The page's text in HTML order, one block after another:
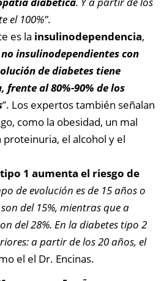
el 100%”.
es la insulinodependencia,
no insulinodependientes con
de diabetes tiene
al 80%-90% de los
”. Los expertos también señalan
como la obesidad, un mal
el alcohol y el
1 aumenta el riesgo de
de evolución es de 15 años o
del 15%, mientras que a
del 28%. En la diabetes tipo 2
a partir de los 20 años, el
el el Dr. Encinas.